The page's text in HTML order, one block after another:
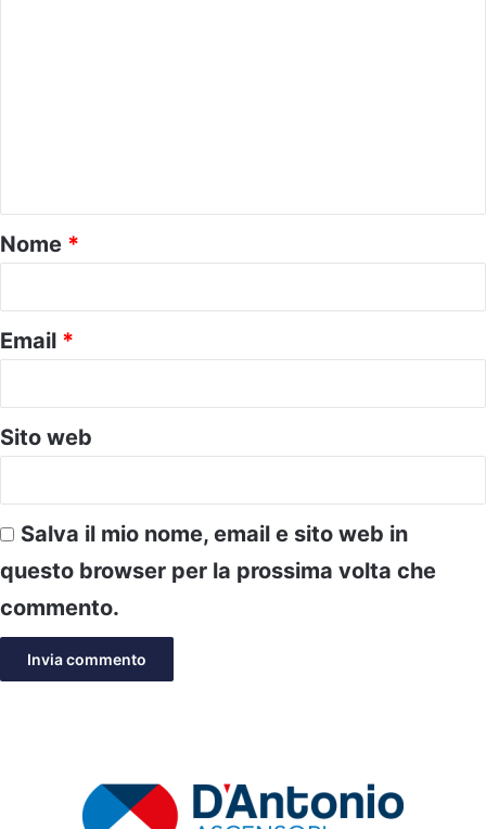
o
*
Nome *
Email *
Sito web
Salva il mio nome, email e sito web in
questo browser per la prossima volta che
commento.